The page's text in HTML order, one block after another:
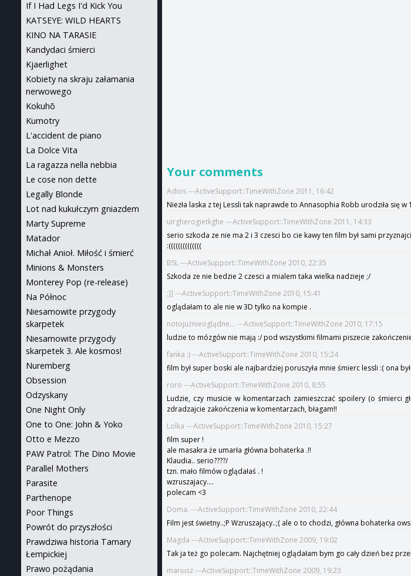
Your comments
Adios ---ActiveSupport::TimeWithZone 2011, 16:42
Niezła laska z tej Lessli tak naprawde to Annasophia Robb urodziła się
uirgherogietkghe ---ActiveSupport::TimeWithZone 2011, 14:33
serio szkoda ze nie ma 2 i 3 czesci bo cie kawy ten film był sami
:((((((((((((((
BSL ---ActiveSupport::TimeWithZone 2010, 22:35
Szkoda ze nie bedzie 2 czesci a mialem taka wielka nadzieje ;/
;]] ---ActiveSupport::TimeWithZone 2010, 15:41
oglądałam to ale nie w 3D tylko na kompie .
notojużnieoglądne... ---ActiveSupport::TimeWithZone 2010, 17:15
ludzie to mózgów nie mają :/ pod wszystkimi filmami piszecie
fanka :) ---ActiveSupport::TimeWithZone 2010, 15:24
film był super boski ale najbardziej poruszyła mnie śmierc lessli :( ona
roro ---ActiveSupport::TimeWithZone 2010, 8:55
Ludzie, czy musicie w komentarzach zamieszczać spoilery (o śmierci
zdradzajcie zakończenia w komentarzach, błagam!!
Lolka ---ActiveSupport::TimeWithZone 2010, 15:27
film super !
ale masakra że umarła główna bohaterka .!!
Klaudia.. serio????/
tzn. mało filmów oglądałaś . !
wzruszajacy....
polecam <3
Doma. ---ActiveSupport::TimeWithZone 2010, 22:44
Film jest świetny..;P Wzruszający..;( ale o to chodzi, główna bohaterka
Magda ---ActiveSupport::TimeWithZone 2009, 19:02
Tak ja też go polecam. Najchętniej oglądałam bym go cały dzień bez
mariusz ---ActiveSupport::TimeWithZone 2009, 19:23
If I Had Legs I'd Kick You
KATSEYE: WILD HEARTS
KINO NA TARASIE
Kandydaci śmierci
Kjaerlighet
Kobiety na skraju załamania
nerwowego
Kokuhō
Kumotry
L'accident de piano
La Dolce Vita
La ragazza nella nebbia
Le cose non dette
Legally Blonde
Lot nad kukułczym gniazdem
Marty Supreme
Matador
Michał Anioł. Miłość i śmierć
Minions & Monsters
Monterey Pop (re-release)
Na Północ
Niesamowite przygody
skarpetek
Niesamowite przygody
skarpetek 3. Ale kosmos!
Nuremberg
Obsession
Odzyskany
One Night Only
One to One: John & Yoko
Otto e Mezzo
PAW Patrol: The Dino Movie
Parallel Mothers
Parasite
Parthenope
Poor Things
Powrót do przyszłości
Prawdziwa historia Tamary
Łempickiej
Prawo pożądania